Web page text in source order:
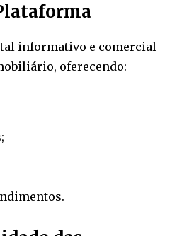
informativo e comercial
oferecendo: